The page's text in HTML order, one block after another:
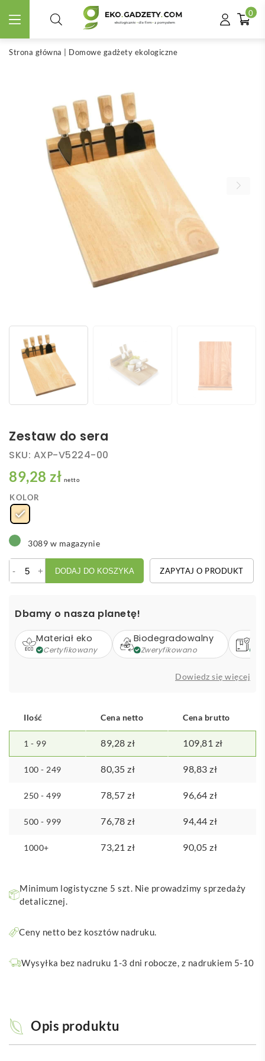
0
Strona główna Domowe gadżety ekologiczne
Zestaw do sera
SKU: AXP-V5224-00
89,28 zł netto
KOLOR
3089 w magazynie
-
Zestaw
+ DODAJ DO KOSZYKA ZAPYTAJ O PRODUKT
Dbamy o nasza planetę!
Materiał eko
Certyfikowany
Biodegradowalny
Zweryfikowano
Dowiedz się więcej
Ilość Cena netto Cena brutto
1 - 99 89,28 zł 109,81 zł
100 - 249 80,35 zł 98,83 zł
250 - 499 78,57 zł 96,64 zł
500 - 999 76,78 zł 94,44 zł
1000+ 73,21 zł 90,05 zł
Minimum logistyczne 5 szt. Nie prowadzimy sprzedaży
detalicznej.
Ceny netto bez kosztów nadruku.
Wysyłka bez nadruku 1-3 dni robocze, z nadrukiem 5-10
Opis produktu